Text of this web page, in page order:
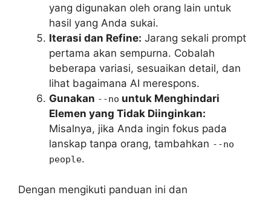
yang digunakan oleh orang lain untuk
hasil yang Anda sukai.
Iterasi dan Refine: Jarang sekali prompt
pertama akan sempurna. Cobalah
beberapa variasi, sesuaikan detail, dan
lihat bagaimana AI merespons.
Gunakan --no untuk Menghindari
Elemen yang Tidak Diinginkan:
Misalnya, jika Anda ingin fokus pada
lanskap tanpa orang, tambahkan --no
people.
Dengan mengikuti panduan ini dan